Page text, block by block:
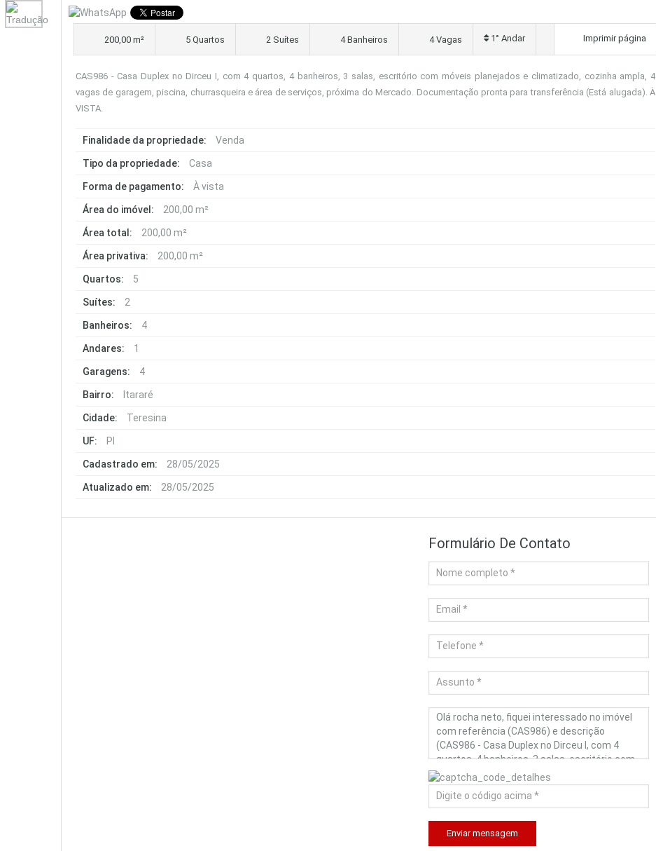
200,00 m² 5 Quartos 2 Suítes 4 Banheiros 4 Vagas 1° Andar Imprimir página
CAS986 - Casa Duplex no Dirceu I, com 4 quartos, 4 banheiros, 3 salas, escritório com móveis planejados e climatizado, cozinha ampla, 4
vagas de garagem, piscina, churrasqueira e área de serviços, próxima do Mercado. Documentação pronta para transferência (Está alugada). À
VISTA.
Finalidade da propriedade: Venda
Tipo da propriedade: Casa
Forma de pagamento: À vista
Área do imóvel: 200,00 m²
Área total: 200,00 m²
Área privativa: 200,00 m²
Quartos: 5
Suítes: 2
Banheiros: 4
Andares: 1
Garagens: 4
Bairro: Itararé
Cidade: Teresina
UF: PI
Cadastrado em: 28/05/2025
Atualizado em: 28/05/2025
Formulário De Contato
Enviar mensagem